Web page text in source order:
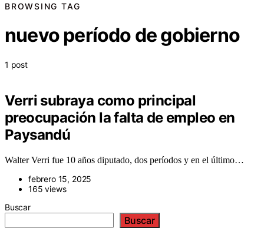
BROWSING TAG
nuevo período de gobierno
1 post
Verri subraya como principal
preocupación la falta de empleo en
Paysandú
Walter Verri fue 10 años diputado, dos períodos y en el último…
febrero 15, 2025
165 views
Buscar
Buscar